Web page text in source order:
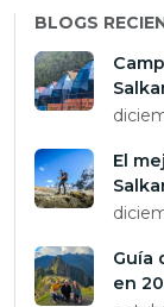
BLOGS
El
Guía
en